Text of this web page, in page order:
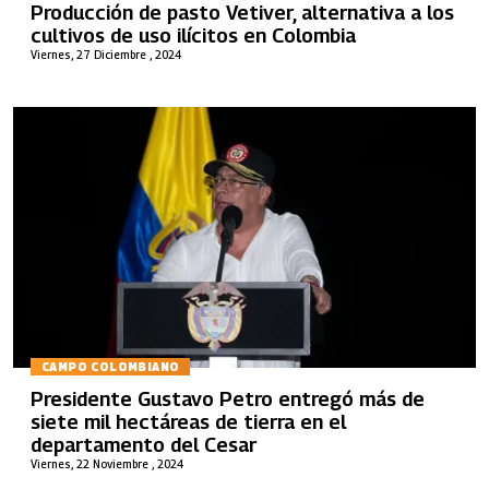
Viernes, 27 Diciembre , 2024
Producción de pasto Vetiver, alternativa a los
cultivos de uso ilícitos en Colombia
CAMPO COLOMBIANO
Viernes, 22 Noviembre , 2024
Presidente Gustavo Petro entregó más de
siete mil hectáreas de tierra en el
departamento del Cesar